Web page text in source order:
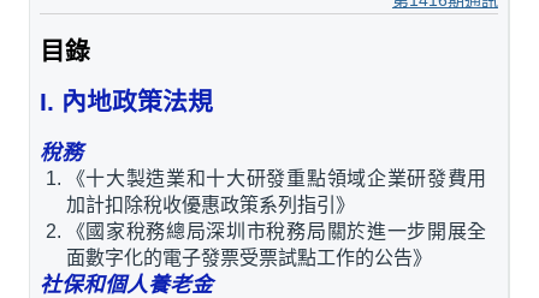
目錄
I. 內地政策法規
稅務
《十大製造業和十大研發重點領域企業研發費用
加計扣除稅收優惠政策系列指引》
《國家稅務總局深圳市稅務局關於進一步開展全
面數字化的電子發票受票試點工作的公告》
社保和個人養老金